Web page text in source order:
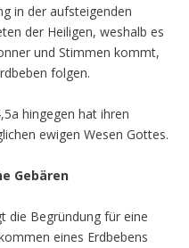
in der aufsteigenden
der Heiligen, weshalb es
und Stimmen kommt,
folgen.
hingegen hat ihren
ewigen Wesen Gottes.
Gebären
die Begründung für eine
eines Erdbebens